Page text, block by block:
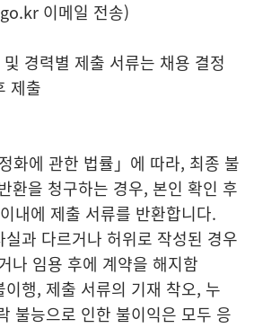
이메일 전송)
경력별 제출 서류는 채용 결정
제출
화에 관한 법률」에 따라, 최종 불
환을 청구하는 경우, 본인 확인 후
내에 제출 서류를 반환합니다.
과 다르거나 허위로 작성된 경우
나 임용 후에 계약을 해지함
행, 제출 서류의 기재 착오, 누
불능으로 인한 불이익은 모두 응